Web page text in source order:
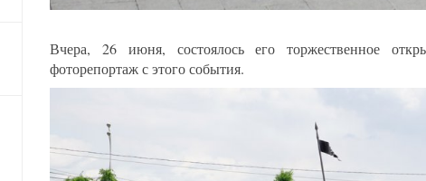
Вчера, 26 июня, состоялось его торжественное
фоторепортаж с этого события.